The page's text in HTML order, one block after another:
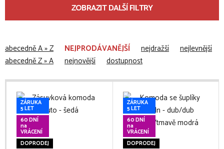
ZOBRAZIT DALŠÍ FILTRY
abecedně A » Z NEJPRODÁVANĚJŠÍ nejdražší
nejlevnější
abecedně Z » A
nejnovější dostupnost
ZÁRUKA
5 LET
60 DNÍ
na
VRÁCENÍ
DOPRODEJ
ZÁRUKA
5 LET
60 DNÍ
na
VRÁCENÍ
DOPRODEJ